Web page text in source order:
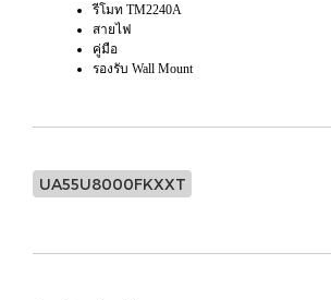
รีโมท TM2240A
สายไฟ
คู่มือ
รองรับ Wall Mount
UA55U8000FKXXT